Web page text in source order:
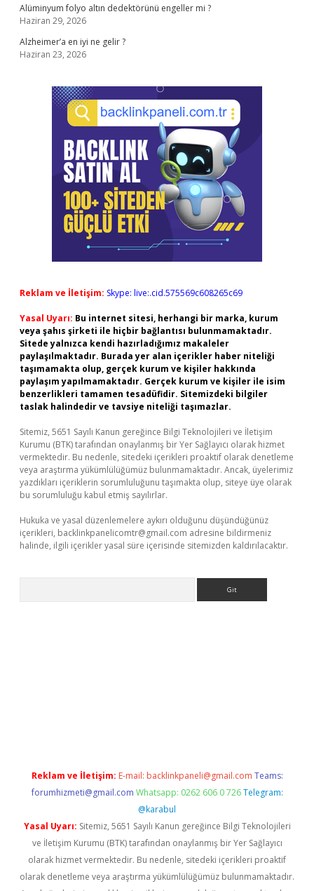
Alüminyum folyo altın dedektörünü engeller mi ?
Haziran 29, 2026
Alzheimer’a en iyi ne gelir ?
Haziran 23, 2026
Reklam ve İletişim: Skype: live:.cid.575569c608265c69
Yasal Uyarı: Bu internet sitesi, herhangi bir marka, kurum
veya şahıs şirketi ile hiçbir bağlantısı bulunmamaktadır.
Sitede yalnızca kendi hazırladığımız makaleler
paylaşılmaktadır. Burada yer alan içerikler haber niteliği
taşımamakta olup, gerçek kurum ve kişiler hakkında
paylaşım yapılmamaktadır. Gerçek kurum ve kişiler ile isim
benzerlikleri tamamen tesadüfidir. Sitemizdeki bilgiler
taslak halindedir ve tavsiye niteliği taşımazlar.
Sitemiz, 5651 Sayılı Kanun gereğince Bilgi Teknolojileri ve İletişim
Kurumu (BTK) tarafından onaylanmış bir Yer Sağlayıcı olarak hizmet
vermektedir. Bu nedenle, sitedeki içerikleri proaktif olarak denetleme
veya araştırma yükümlülüğümüz bulunmamaktadır. Ancak, üyelerimiz
yazdıkları içeriklerin sorumluluğunu taşımakta olup, siteye üye olarak
bu sorumluluğu kabul etmiş sayılırlar.
Hukuka ve yasal düzenlemelere aykırı olduğunu düşündüğünüz
içerikleri, backlinkpanelicomtr@gmail.com adresine bildirmeniz
halinde, ilgili içerikler yasal süre içerisinde sitemizden kaldırılacaktır.
Reklam ve İletişim: E-mail: backlinkpaneli@gmail.com Teams:
forumhizmeti@gmail.com Whatsapp: 0262 606 0 726 Telegram:
@karabul
Yasal Uyarı: Sitemiz, 5651 Sayılı Kanun gereğince Bilgi Teknolojileri
ve İletişim Kurumu (BTK) tarafından onaylanmış bir Yer Sağlayıcı
olarak hizmet vermektedir. Bu nedenle, sitedeki içerikleri proaktif
olarak denetleme veya araştırma yükümlülüğümüz bulunmamaktadır.